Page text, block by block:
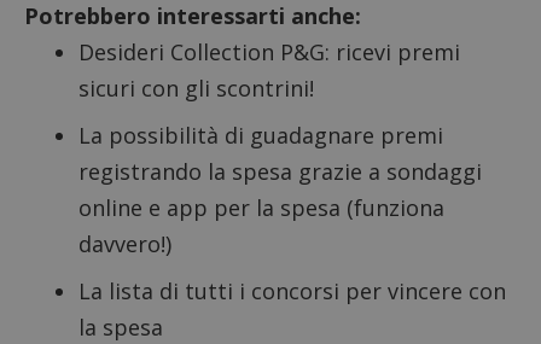
Potrebbero interessarti anche:
Desideri Collection P&G: ricevi premi
sicuri con gli scontrini!
La possibilità di guadagnare premi
registrando la spesa grazie a sondaggi
online e app per la spesa (funziona
davvero!)
La lista di tutti i concorsi per vincere con
la spesa